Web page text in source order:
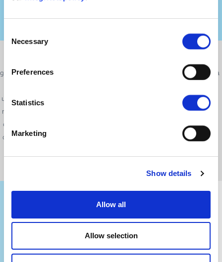
Selection
Necessary
Preferences
Statistics
Marketing
Show details
Allow all
Allow selection
Det finns flera historiska fall där auktoritära regeringar har kränkt
grupp människor, till exempel i Förenta staterna och Tyskland under första
uppmärksamma på alla typer av kränkningar av deras rättigheter, särskilt
när det gäller medicinska ingrepp där de måste lita på sin läkare. Fertilitet
och sexuell prestationsförmåga är viktiga aspekter av människors liv och
det är rimligt att oroa sig för om dessa kan påverkas av någon medicinsk
Vad kan jag säga till någon med denna